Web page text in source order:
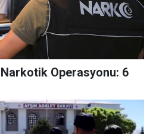
Operasyonu: 6